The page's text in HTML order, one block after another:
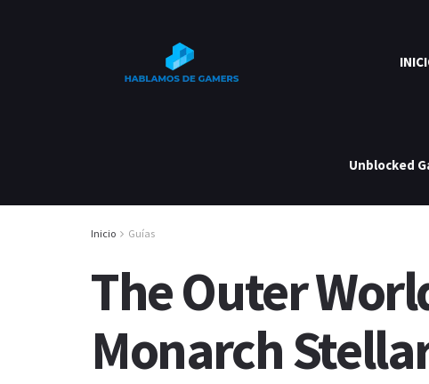
Unblocked
Inicio Guías
The Outer
Monarch